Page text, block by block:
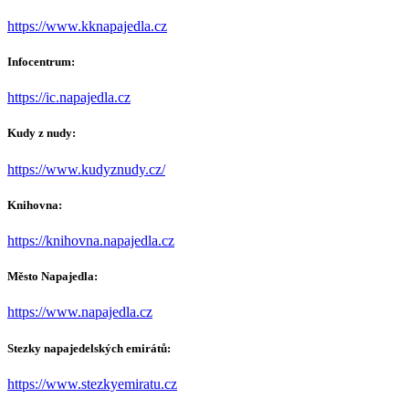
https://www.kknapajedla.cz
Infocentrum:
https://ic.napajedla.cz
Kudy z nudy:
https://www.kudyznudy.cz/
Knihovna:
https://knihovna.napajedla.cz
Město Napajedla:
https://www.napajedla.cz
Stezky napajedelských emirátů:
https://www.stezkyemiratu.cz